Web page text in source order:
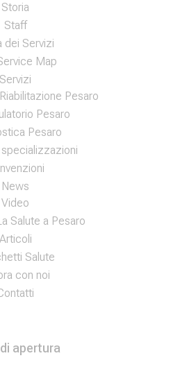
Storia
Staff
dei Servizi
Map
Servizi
Pesaro
Pesaro
Pesaro
News
Video
Salute a Pesaro
Articoli
Salute
con noi
apertura